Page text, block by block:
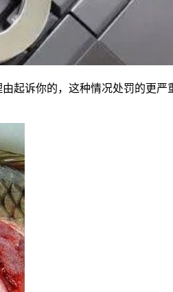
起诉你的，这种情况处罚的更